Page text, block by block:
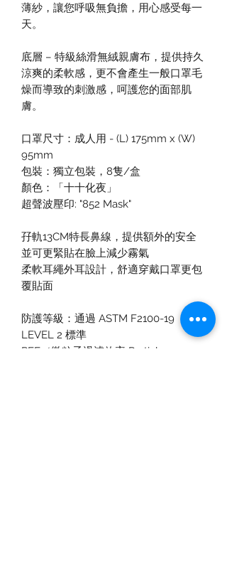
薄紗，讓您呼吸無負擔，用心感受每一
天。
底層 – 特級絲滑無絨親膚布，提供持久
涼爽的柔軟感，更不會產生一般口罩毛
燥而導致的刺激感，呵護您的面部肌
膚。
⼝罩尺⼨：成⼈⽤ - (L) 175mm x (W)
95mm
包裝：獨立包裝，8隻/盒
顏色：「十十化夜」
超聲波壓印: "852 Mask"
孖軌13CM特長鼻線，提供額外的安全
並可更緊貼在臉上減少霧氣
柔軟耳繩外耳設計，舒適穿戴口罩更包
覆貼面
防護等級：通過 ASTM F2100-19
LEVEL 2 標準
PFE（微粒子過濾效率 Particle